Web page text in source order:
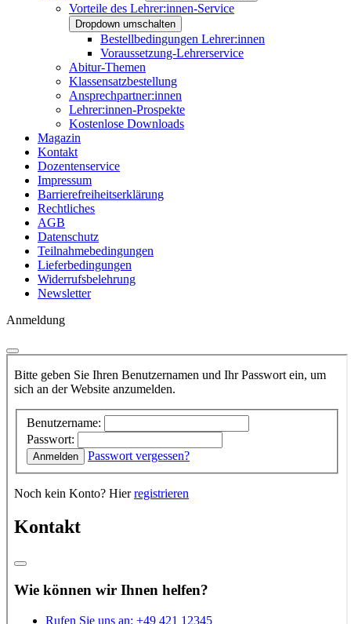
Vorteile des Lehrer:innen-Service
Dropdown umschalten
Bestellbedingungen Lehrer:innen
Voraussetzung-Lehrerservice
Abitur-Themen
Klassensatzbestellung
Ansprechpartner:innen
Lehrer:innen-Prospekte
Kostenlose Downloads
Magazin
Kontakt
Dozentenservice
Impressum
Barrierefreiheitserklärung
Rechtliches
AGB
Datenschutz
Teilnahmebedingungen
Lieferbedingungen
Widerrufsbelehrung
Newsletter
Anmeldung